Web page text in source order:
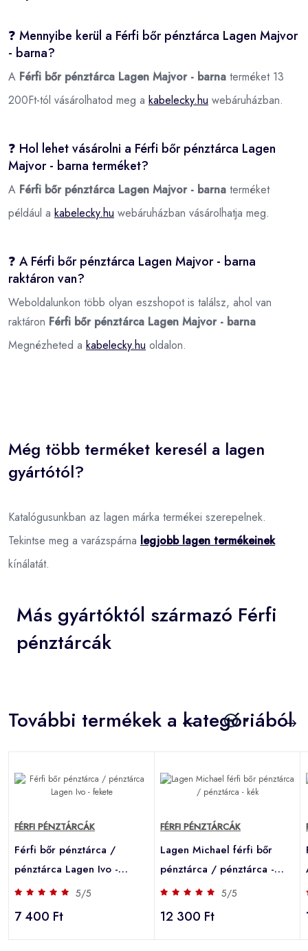
❓ Mennyibe kerül a Férfi bőr pénztárca Lagen Majvor
- barna?
A Férfi bőr pénztárca Lagen Majvor - barna terméket 13
200Ft-tól vásárolhatod meg a kabelecky.hu webáruházban.
❓ Hol lehet vásárolni a Férfi bőr pénztárca Lagen
Majvor - barna terméket?
A Férfi bőr pénztárca Lagen Majvor - barna terméket
például a kabelecky.hu webáruházban vásárolhatja meg.
❓ A Férfi bőr pénztárca Lagen Majvor - barna
raktáron van?
Weboldalunkon több olyan eszshopot is találsz, ahol van
raktáron Férfi bőr pénztárca Lagen Majvor - barna
Megnézheted a kabelecky.hu oldalon.
Még több terméket keresél a lagen
gyártótól?
Katalógusunkban az lagen márka termékei szerepelnek.
Tekintse meg a varázspárna legjobb lagen termékeinek
kínálatát.
Más gyártóktól származó Férfi
pénztárcák
További termékek a kategóriából
FÉRFI PÉNZTÁRCÁK
Férfi bőr pénztárca /
pénztárca Lagen Ivo -
fekete
5/5
7 400 Ft
FÉRFI PÉNZTÁRCÁK
Lagen Michael férfi bőr
pénztárca / pénztárca -
kék
5/5
12 300 Ft